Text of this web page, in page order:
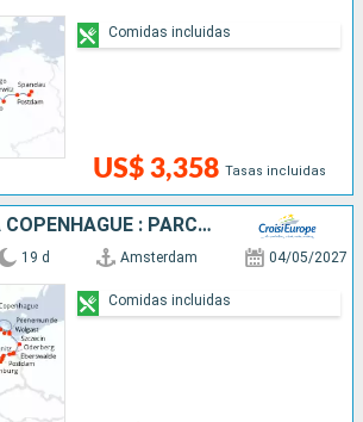
US$ 3,358 Tasas incluidas
Comidas incluidas
D'AMSTERDAM À COPENHAGUE : PARCOUREZ LES CANAUX DU NORD EN CROISIÈRE, L'ELBE, LA HAVEL, L'ODER ET LA MER BALTIQUE
19 d Amsterdam 04/05/2027
Comidas incluidas